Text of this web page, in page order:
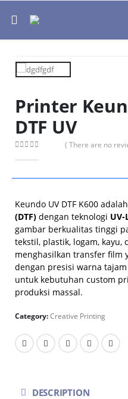
Printer
DTF UV
( There are no
Keundo UV DTF K600
(DTF) dengan teknologi UV-
gambar berkualitas tinggi
tekstil, plastik, logam,
menghasilkan transfer film
dengan presisi warna
untuk kebutuhan custom
produksi massal.
Category:Creative Printing
DESCRIPTION